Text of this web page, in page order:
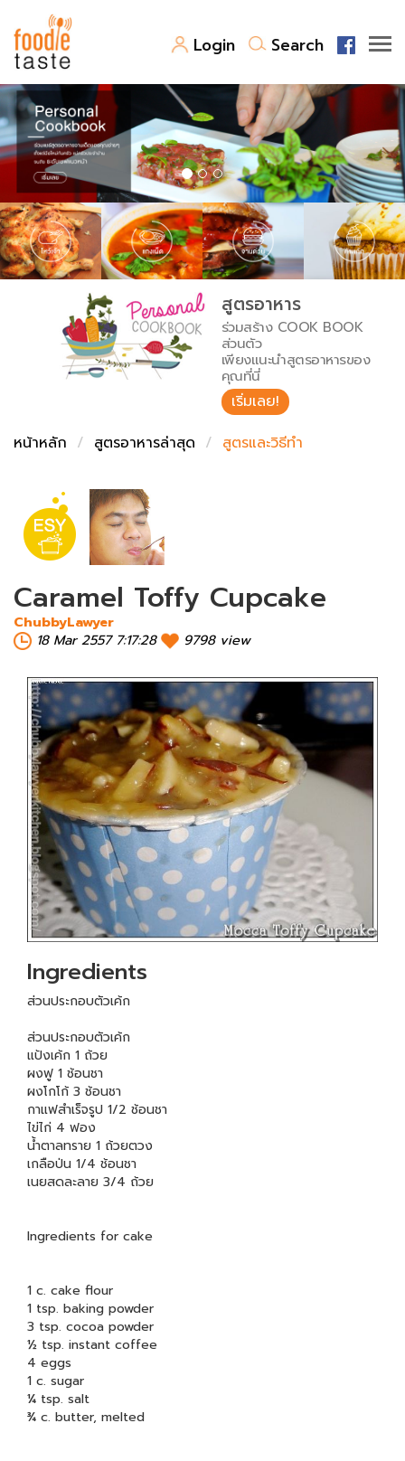
Login Search
สูตรอาหาร
สูตรอาหารล่าสุด
Top Foodie
พาไปชิม
สารพันก้นครัว
เคล็ดลับน่ารู้
เปรียบเทียบหน่วยการตวง
เปรียบเทียบอุณหภูมิ
เปรียบเทียบน้ำหนักวัตถุดิบ
FoodPedia
สร้าง Cookbook
สูตรอาหาร
ร่วมสร้าง COOK BOOK
ส่วนตัว
เพียงแนะนำสูตรอาหารของ
คุณที่นี่
เริ่มเลย!
หน้าหลัก
สูตรอาหารล่าสุด สูตรและวิธีทำ
Caramel Toffy Cupcake
ChubbyLawyer
18 Mar 2557 7:17:28
9798 view
Ingredients
ส่วนประกอบตัวเค้ก
ส่วนประกอบตัวเค้ก
แป้งเค้ก 1 ถ้วย
ผงฟู 1 ช้อนชา
ผงโกโก้ 3 ช้อนชา
กาแฟสำเร็จรูป 1/2 ช้อนชา
ไข่ไก่ 4 ฟอง
น้ำตาลทราย 1 ถ้วยตวง
เกลือป่น 1/4 ช้อนชา
เนยสดละลาย 3/4 ถ้วย
Ingredients for cake
1 c. cake flour
1 tsp. baking powder
3 tsp. cocoa powder
½ tsp. instant coffee
4 eggs
1 c. sugar
¼ tsp. salt
¾ c. butter, melted